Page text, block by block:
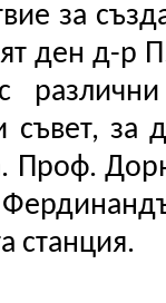
за
ден д-р
за
Проф.
станция.